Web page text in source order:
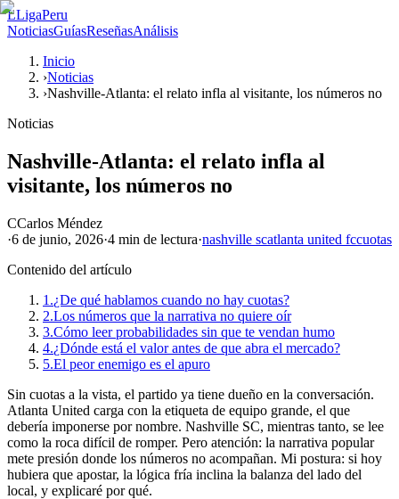
LLigaPeru
NoticiasGuíasReseñasAnálisis
Inicio
›Noticias
›Nashville-Atlanta: el relato infla al visitante, los números no
Noticias
Nashville-Atlanta: el relato infla al
visitante, los números no
CCarlos Méndez
·6 de junio, 2026·4 min de lectura·nashville scatlanta united fccuotas
Contenido del artículo
1.¿De qué hablamos cuando no hay cuotas?
2.Los números que la narrativa no quiere oír
3.Cómo leer probabilidades sin que te vendan humo
4.¿Dónde está el valor antes de que abra el mercado?
5.El peor enemigo es el apuro
Sin cuotas a la vista, el partido ya tiene dueño en la conversación.
Atlanta United carga con la etiqueta de equipo grande, el que
debería imponerse por nombre. Nashville SC, mientras tanto, se lee
como la roca difícil de romper. Pero atención: la narrativa popular
mete presión donde los números no acompañan. Mi postura: si hoy
hubiera que apostar, la lógica fría inclina la balanza del lado del
local, y explicaré por qué.